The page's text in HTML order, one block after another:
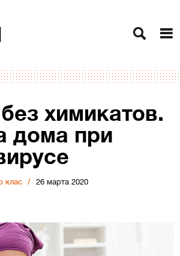
химикатов.
дома при
клас 26 марта 2020